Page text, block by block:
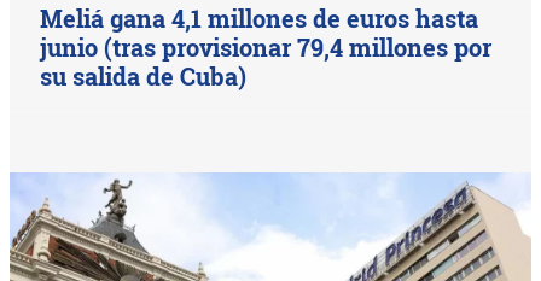
Meliá gana 4,1 millones de euros hasta
junio (tras provisionar 79,4 millones por
su salida de Cuba)